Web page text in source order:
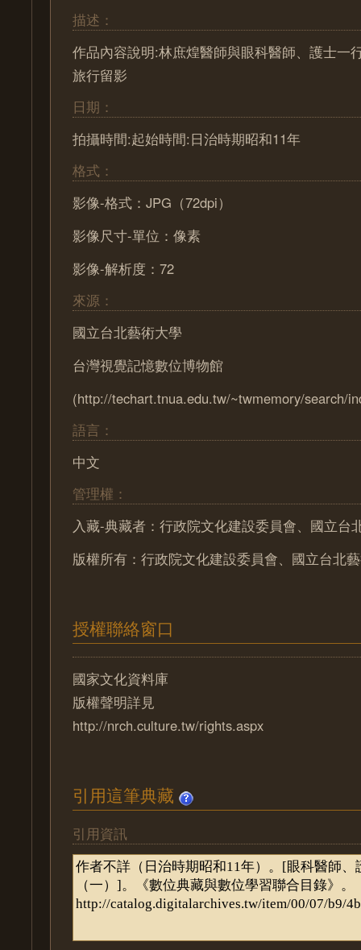
描述：
作品內容說明:林庶煌醫師與眼科醫師、護士一
旅行留影
日期：
拍攝時間:起始時間:日治時期昭和11年
格式：
影像-格式：JPG（72dpi）
影像尺寸-單位：像素
影像-解析度：72
來源：
國立台北藝術大學
台灣視覺記憶數位博物館
(http://techart.tnua.edu.tw/~twmemory/search/
語言：
中文
管理權：
入藏-典藏者：行政院文化建設委員會、國立台
版權所有：行政院文化建設委員會、國立台北
授權聯絡窗口
國家文化資料庫
版權聲明詳見
http://nrch.culture.tw/rights.aspx
引用這筆典藏
引用資訊